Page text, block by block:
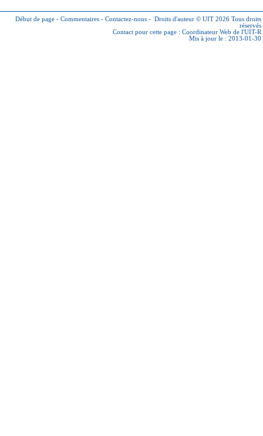
Début de page - Commentaires - Contactez-nous - Droits d'auteur © UIT 2026 Tous droits
réservés
Contact pour cette page : Coordinateur Web de l'UIT-R
Mis à jour le : 2013-01-30